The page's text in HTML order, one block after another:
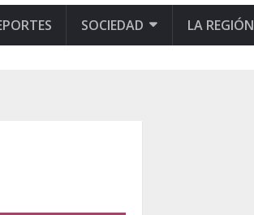
SOCIEDAD LA REGIÓN